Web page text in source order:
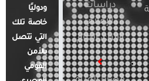
دراسات
الإعلام
والرأي العام
ودوليًا
خاصة تلك
التي تتصل
بالأمن
القومي